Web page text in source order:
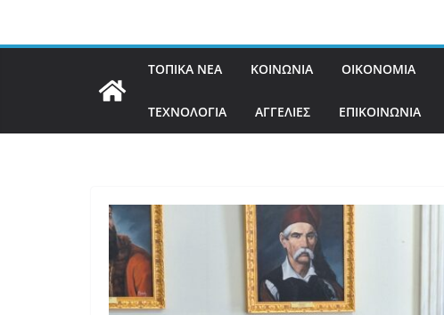
ΤΟΠΙΚΑ ΝΕΑ ΚΟΙΝΩΝΙΑ ΟΙΚΟΝΟΜΙΑ
ΤΕΧΝΟΛΟΓΙΑ ΑΓΓΕΛΙΕΣ ΕΠΙΚΟΙΝΩΝΙΑ